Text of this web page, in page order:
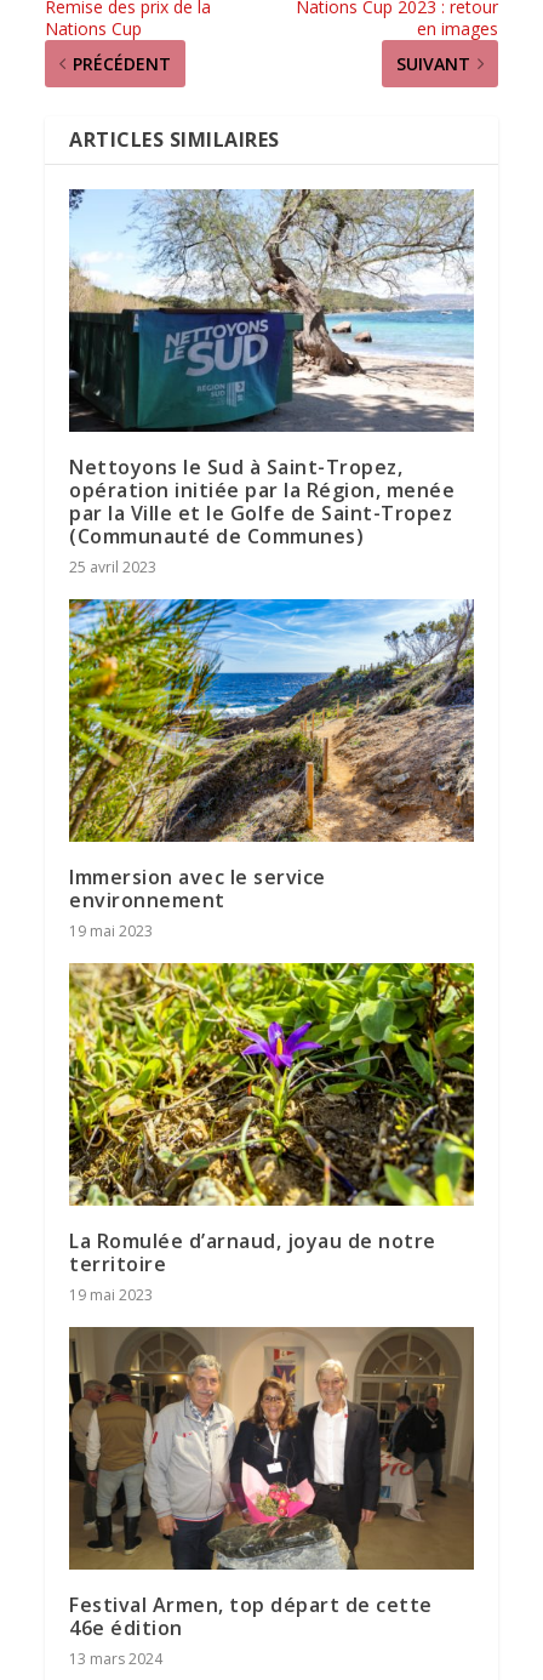
Remise des prix de la
Nations Cup
PRÉCÉDENT
Nations Cup 2023 : retour
en images
SUIVANT
ARTICLES SIMILAIRES
Nettoyons le Sud à Saint-Tropez,
opération initiée par la Région, menée
par la Ville et le Golfe de Saint-Tropez
(Communauté de Communes)
25 avril 2023
Immersion avec le service
environnement
19 mai 2023
La Romulée d’arnaud, joyau de notre
territoire
19 mai 2023
Festival Armen, top départ de cette
46e édition
13 mars 2024